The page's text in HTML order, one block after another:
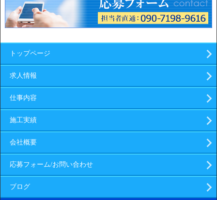
トップページ
求人情報
仕事内容
施工実績
会社概要
応募フォーム/お問い合わせ
ブログ